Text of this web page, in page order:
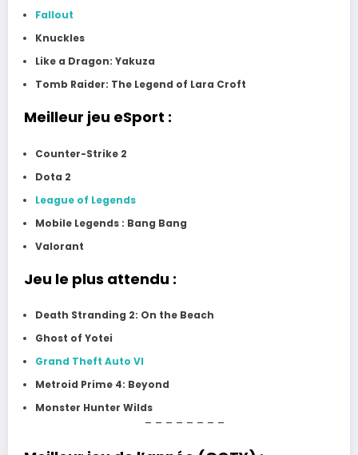
Fallout
Knuckles
Like a Dragon: Yakuza
Tomb Raider: The Legend of Lara Croft
Meilleur jeu eSport :
Counter-Strike 2
Dota 2
League of Legends
Mobile Legends : Bang Bang
Valorant
Jeu le plus attendu :
Death Stranding 2: On the Beach
Ghost of Yotei
Grand Theft Auto VI
Metroid Prime 4: Beyond
Monster Hunter Wilds
– – – – – – – –